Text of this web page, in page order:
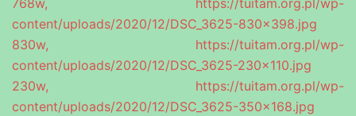
768w, https://tuitam.org.pl/wp-
content/uploads/2020/12/DSC_3625-830×398.jpg
830w, https://tuitam.org.pl/wp-
content/uploads/2020/12/DSC_3625-230×110.jpg
230w, https://tuitam.org.pl/wp-
content/uploads/2020/12/DSC_3625-350×168.jpg